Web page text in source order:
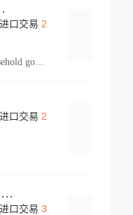
Va
口交易 2
personal effect,used household goods
口交易 2
Dpm Draexlmaier Partes Automotrices Corr Ind Huejotzingo
口交易 3